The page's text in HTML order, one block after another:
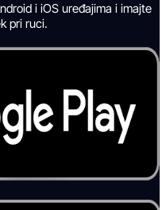
i iOS uređajima i imajte
pri ruci.